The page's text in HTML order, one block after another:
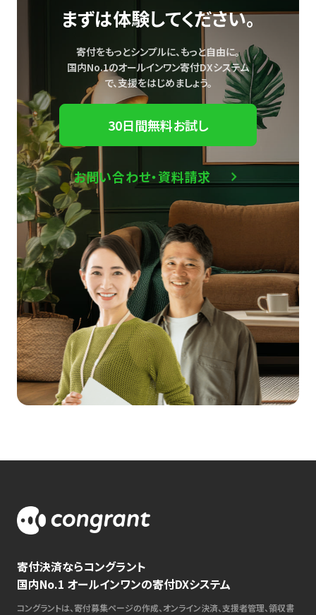
まずは体験してください。
寄付をもっとシンプルに、もっと自由に。
国内No.1のオールインワン寄付DXシステム
で、支援をはじめましょう。
30日間無料お試し
お問い合わせ・資料請求
寄付決済ならコングラント
国内No.1 オールインワンの寄付DXシステム
コングラントは、寄付募集ページの作成、オンライン決済、支援者管理、領収書